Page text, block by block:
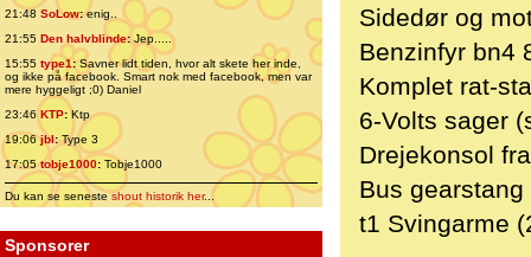
21:48 SoLow:enig..
21:55 Den halvblinde:Jep.....
15:55 type1:Savner lidt tiden, hvor alt skete her inde,
og ikke på facebook. Smart nok med facebook, men var
mere hyggeligt ;0) Daniel
23:46 KTP:Ktp
19:06jbl:Type 3
17:05tobje1000: Tobje1000
Du kan se senesteshout historik her...
Sponsorer
Sidedør og
Benzinfyr bn4
Komplet rat-
6-Volts sager
Drejekonsol
Bus
t1 Svingarme